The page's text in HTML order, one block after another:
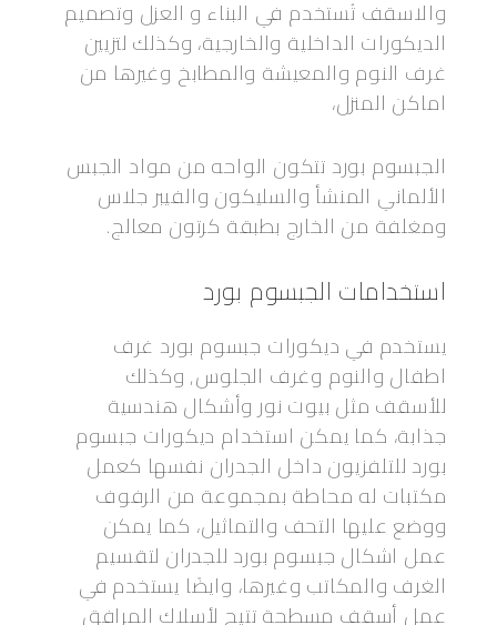
والاسقف تُستخدم في البناء و العزل وتصميم
الديكورات الداخلية والخارجية، وكذلك لتزيين
غرف النوم والمعيشة والمطابخ وغيرها من
اماكن المنزل،
الجبسوم بورد تتكون الواحه من مواد الجبس
الألماني المنشأ والسليكون والفيبر جلاس
ومغلفة من الخارج بطبقة كرتون معالج.
استخدامات الجبسوم بورد
يستخدم في ديكورات جبسوم بورد غرف
اطفال والنوم وغرف الجلوس, وكذلك
للأسقف مثل بيوت نور وأشكال هندسية
جذابة، كما يمكن استخدام ديكورات جبسوم
بورد للتلفزيون داخل الجدران نفسها كعمل
مكتبات له محاطة بمجموعة من الرفوف
ووضع عليها التحف والتماثيل، كما يمكن
عمل اشكال جبسوم بورد للجدران لتقسيم
الغرف والمكاتب وغيرها، وايضًا يستخدم في
عمل أسقف مسطحة تتيح لأسلاك المرافق